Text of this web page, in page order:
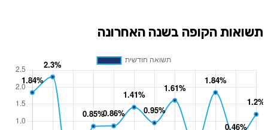
תשואות הקופה בשנה האחרונה